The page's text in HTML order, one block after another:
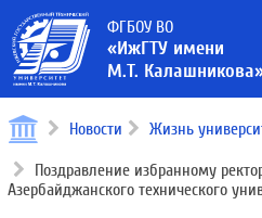
ФГБОУ ВО
«ИжГТУ имени
М.Т.
Новости Жизнь
Поздравление избранному
Азербайджанского технического